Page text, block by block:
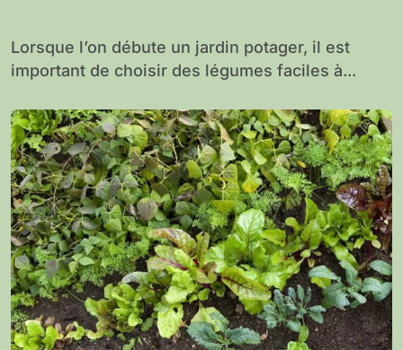
Lorsque l’on débute un jardin potager, il est
important de choisir des légumes faciles à...